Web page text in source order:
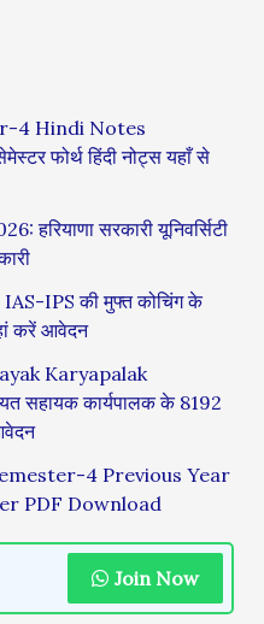
4 Hindi Notes
फोर्थ हिंदी नोट्स यहाँ से
सरकारी यूनिवर्सिटी
IPS की मुफ्त कोचिंग के
करें आवेदन
Karyapalak
सहायक कार्यपालक के 8192
4 Previous Year
PDF Download
Join Now